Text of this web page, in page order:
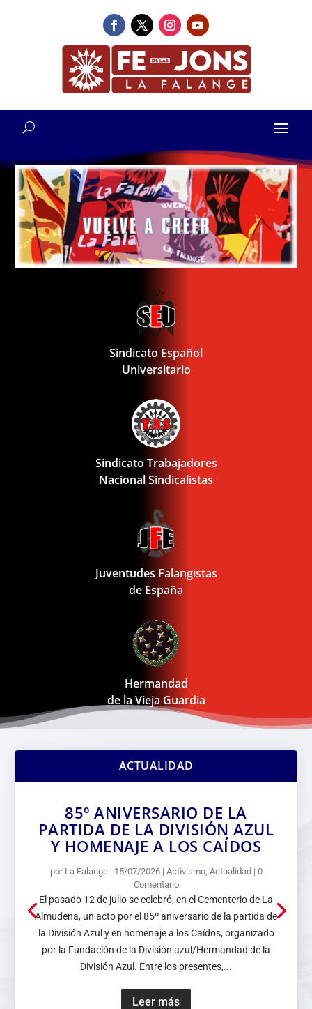
Sindicato Español
Universitario
Sindicato Trabajadores
Nacional Sindicalistas
Juventudes Falangistas
de España
Hermandad
de la Vieja Guardia
ACTUALIDAD
85º ANIVERSARIO DE LA
PARTIDA DE LA DIVISIÓN AZUL
Y HOMENAJE A LOS CAÍDOS
por La Falange| 15/07/2026| Activismo, Actualidad | 0
Comentario
El pasado 12 de julio se celebró, en el Cementerio de La
Almudena, un acto por el 85º aniversario de la partida de
la División Azul y en homenaje a los Caídos, organizado
por la Fundación de la División azul/Hermandad de la
División Azul. Entre los presentes,...
Leer más